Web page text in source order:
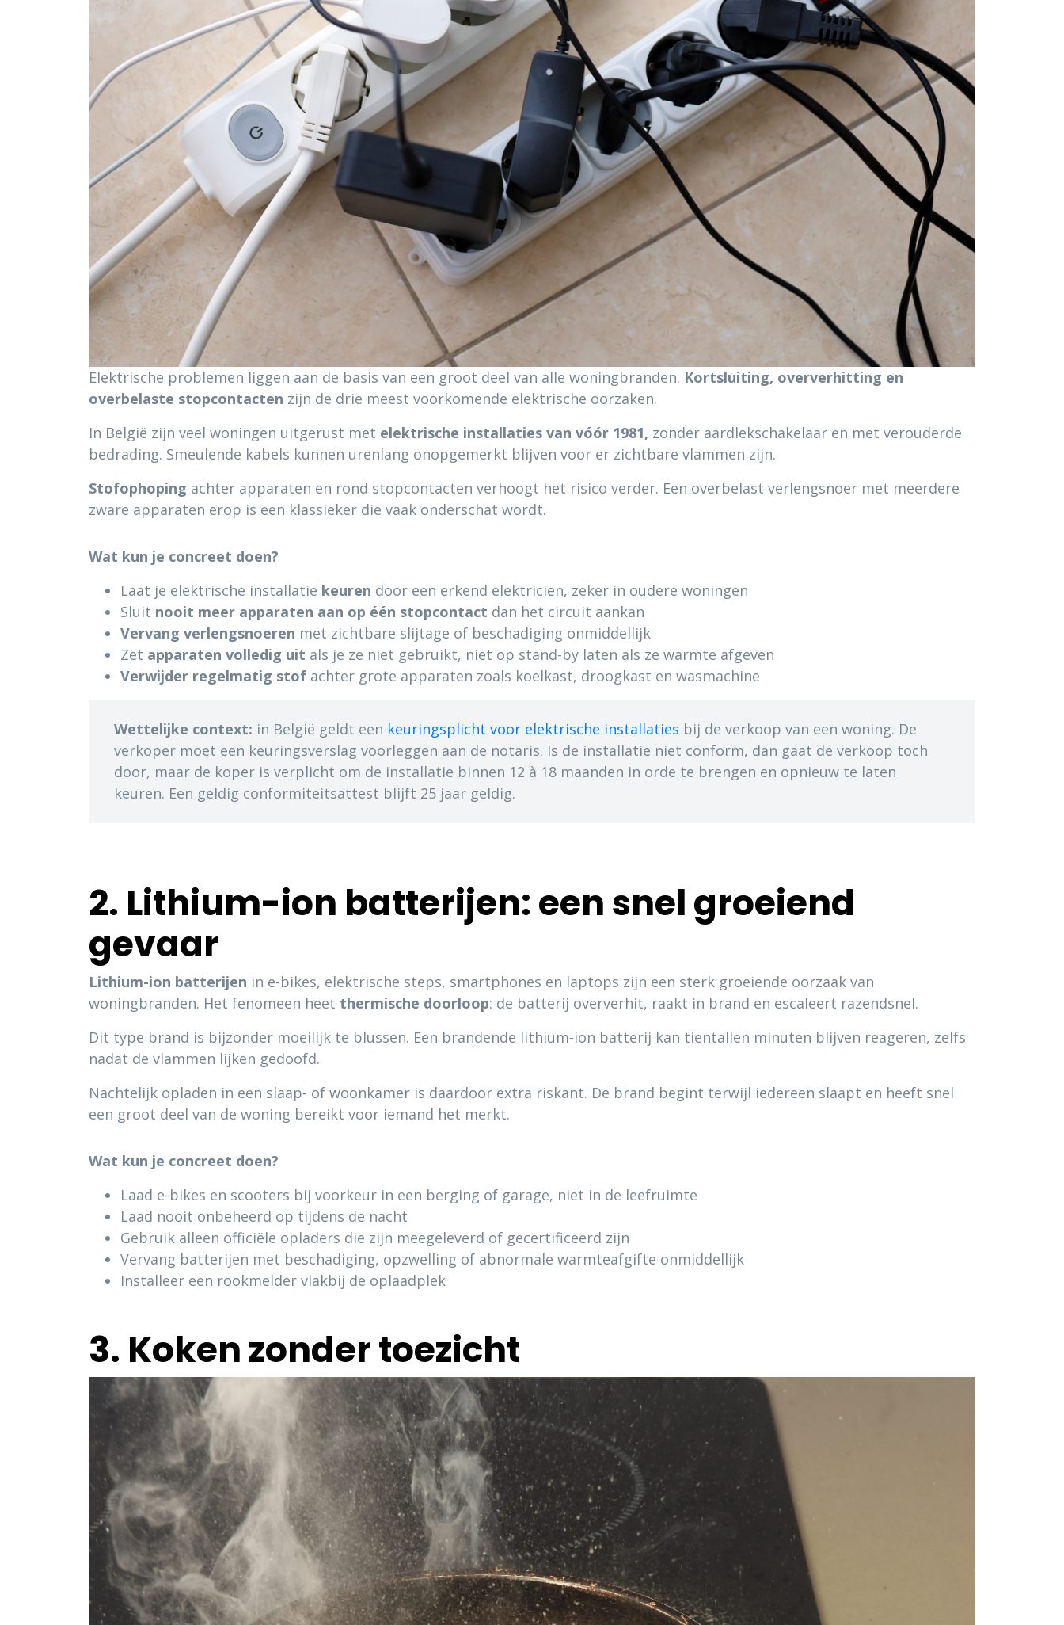
Elektrische problemen liggen aan de basis van een groot deel van alle woningbranden. Kortsluiting, oververhitting en
overbelaste stopcontacten zijn de drie meest voorkomende elektrische oorzaken.
In België zijn veel woningen uitgerust met elektrische installaties van vóór 1981, zonder aardlekschakelaar en met verouderde
bedrading. Smeulende kabels kunnen urenlang onopgemerkt blijven voor er zichtbare vlammen zijn.
Stofophoping achter apparaten en rond stopcontacten verhoogt het risico verder. Een overbelast verlengsnoer met meerdere
zware apparaten erop is een klassieker die vaak onderschat wordt.
Wat kun je concreet doen?
Laat je elektrische installatie keuren door een erkend elektricien, zeker in oudere woningen
Sluit nooit meer apparaten aan op één stopcontact dan het circuit aankan
Vervang verlengsnoeren met zichtbare slijtage of beschadiging onmiddellijk
Zet apparaten volledig uit als je ze niet gebruikt, niet op stand-by laten als ze warmte afgeven
Verwijder regelmatig stof achter grote apparaten zoals koelkast, droogkast en wasmachine
Wettelijke context: in België geldt een keuringsplicht voor elektrische installaties bij de verkoop van een woning. De
verkoper moet een keuringsverslag voorleggen aan de notaris. Is de installatie niet conform, dan gaat de verkoop toch
door, maar de koper is verplicht om de installatie binnen 12 à 18 maanden in orde te brengen en opnieuw te laten
keuren. Een geldig conformiteitsattest blijft 25 jaar geldig.
2. Lithium-ion batterijen: een snel groeiend
gevaar
Lithium-ion batterijen in e-bikes, elektrische steps, smartphones en laptops zijn een sterk groeiende oorzaak van
woningbranden. Het fenomeen heet thermische doorloop: de batterij oververhit, raakt in brand en escaleert razendsnel.
Dit type brand is bijzonder moeilijk te blussen. Een brandende lithium-ion batterij kan tientallen minuten blijven reageren, zelfs
nadat de vlammen lijken gedoofd.
Nachtelijk opladen in een slaap- of woonkamer is daardoor extra riskant. De brand begint terwijl iedereen slaapt en heeft snel
een groot deel van de woning bereikt voor iemand het merkt.
Wat kun je concreet doen?
Laad e-bikes en scooters bij voorkeur in een berging of garage, niet in de leefruimte
Laad nooit onbeheerd op tijdens de nacht
Gebruik alleen officiële opladers die zijn meegeleverd of gecertificeerd zijn
Vervang batterijen met beschadiging, opzwelling of abnormale warmteafgifte onmiddellijk
Installeer een rookmelder vlakbij de oplaadplek
3. Koken zonder toezicht